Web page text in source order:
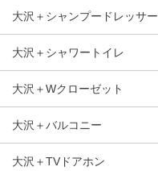
大沢＋シャンプードレッサー
大沢＋シャワートイレ
大沢＋Wクローゼット
大沢＋バルコニー
大沢＋TVドアホン